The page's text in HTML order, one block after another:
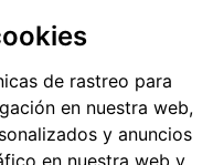
de rastreo para
en nuestra web,
y anuncios
en nuestra web y
921 793